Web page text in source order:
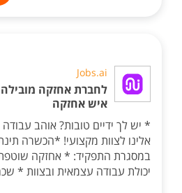
Jobs.ai
לחברת אחזקה
איש אחזקה
* יש לך ידיים טובות? אוהב
אלינו לצוות מקצועי! *הכשרה
במסגרת התפקיד: * אחזקה שוטפת
יכולת עבודה עצמאית ובצוות *